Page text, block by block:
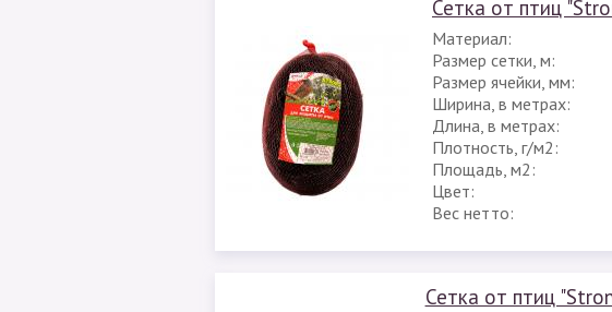
Сетка от птиц
Материал:
Размер сетки, м:
Размер ячейки, мм:
Ширина, в метрах:
Длина, в метрах:
Плотность, г/м2:
Площадь, м2:
Цвет:
Вес нетто:
Сетка от птиц